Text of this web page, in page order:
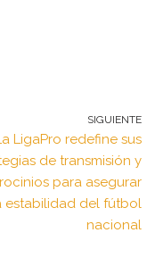
SIGUIENTE
LigaPro redefine sus
de transmisión y
para asegurar
estabilidad del fútbol
nacional